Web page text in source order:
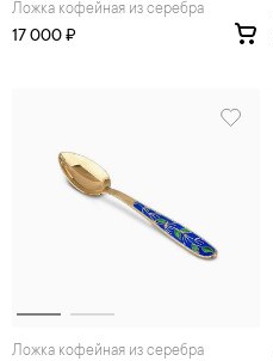
Ложка кофейная из серебра
17 000 ₽
Ложка кофейная из серебра